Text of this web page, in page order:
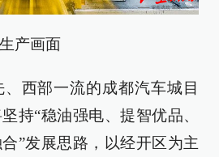
产画面
西部一流的成都汽车城目
持“稳油强电、提智优品、
”发展思路，以经开区为主